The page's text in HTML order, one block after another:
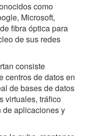
como
Microsoft,
fibra óptica para
de sus redes
consiste
centros de datos en
de bases de datos
virtuales, tráfico
de aplicaciones y